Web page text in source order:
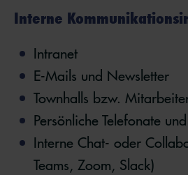
Interne
Intranet
E-Mails und Newsletter
Townhalls bzw.
Persönliche Telefonate
Interne Chat- oder
Teams, Zoom, Slack)